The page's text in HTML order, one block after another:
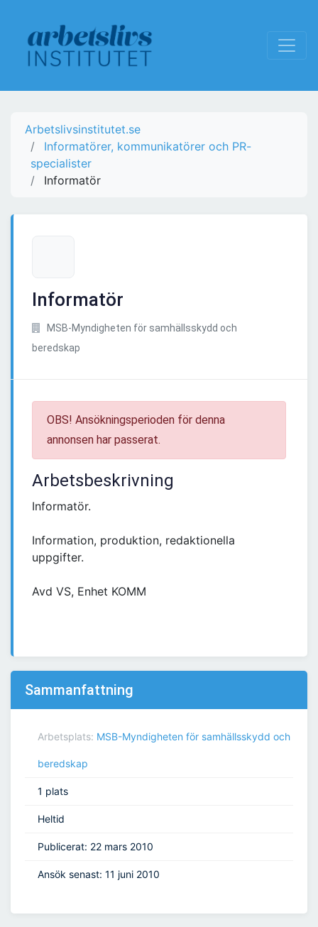
Arbetslivsinstitutet.se
Informatörer, kommunikatörer och PR-
specialister
Informatör
Informatör
MSB-Myndigheten för samhällsskydd och
beredskap
OBS! Ansökningsperioden för denna
annonsen har passerat.
Arbetsbeskrivning
Informatör.
Information, produktion, redaktionella
uppgifter.
Avd VS, Enhet KOMM
Sammanfattning
Arbetsplats: MSB-Myndigheten för samhällsskydd och
beredskap
1 plats
Heltid
Publicerat: 22 mars 2010
Ansök senast: 11 juni 2010